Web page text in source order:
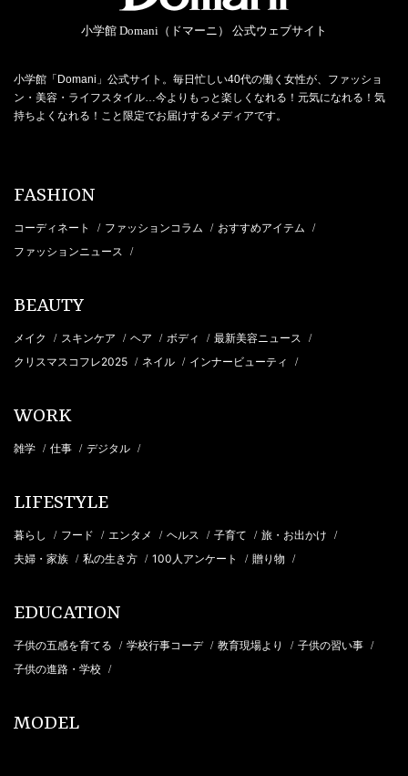
小学館 Domani（ドマーニ） 公式ウェブサイト
小学館「Domani」公式サイト。毎日忙しい40代の働く女性が、ファッショ
ン・美容・ライフスタイル…今よりもっと楽しくなれる！元気になれる！気
持ちよくなれる！こと限定でお届けするメディアです。
FASHION
コーディネート / ファッションコラム / おすすめアイテム /
ファッションニュース /
BEAUTY
メイク / スキンケア / ヘア / ボディ / 最新美容ニュース /
クリスマスコフレ2025 / ネイル / インナービューティ /
WORK
雑学 / 仕事 / デジタル /
LIFESTYLE
暮らし / フード / エンタメ / ヘルス / 子育て / 旅・お出かけ /
夫婦・家族 / 私の生き方 / 100人アンケート / 贈り物 /
EDUCATION
子供の五感を育てる / 学校行事コーデ / 教育現場より / 子供の習い事 /
子供の進路・学校 /
MODEL